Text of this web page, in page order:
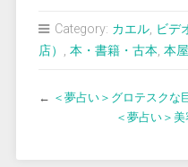
Category: カエル, ビデ
店） , 本・書籍・古本, 本
← ＜夢占い＞グロテスクな
＜夢占い＞